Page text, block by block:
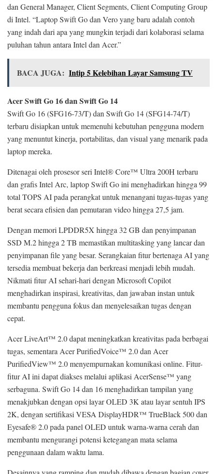
dan General Manager, Client Segments, Client Computing Group
di Intel. “Laptop Swift Go dan Vero yang baru adalah contoh
yang indah dari apa yang mungkin terjadi dari kolaborasi selama
puluhan tahun antara Intel dan Acer.”
BACA JUGA: Intip 5 Kelebihan Layar Samsung TV
Acer Swift Go 16 dan Swift Go 14
Swift Go 16 (SFG16-73/T) dan Swift Go 14 (SFG14-74/T)
terbaru disiapkan untuk memenuhi kebutuhan pengguna modern
yang menuntut kinerja, portabilitas, dan visual yang menarik pada
laptop mereka.
Ditenagai oleh prosesor seri Intel® Core™ Ultra 200H terbaru
dan grafis Intel Arc, laptop Swift Go ini menghadirkan hingga 99
total TOPS AI pada perangkat untuk menangani tugas-tugas yang
berat secara efisien dan pemutaran video hingga 27,5 jam.
Dengan memori LPDDR5X hingga 32 GB dan penyimpanan
SSD M.2 hingga 2 TB memastikan multitasking yang lancar dan
penyimpanan file yang besar. Serangkaian fitur bertenaga AI yang
tersedia membuat bekerja dan berkreasi menjadi lebih mudah.
Nikmati fitur AI sehari-hari dengan Microsoft Copilot
menghadirkan inspirasi, kreativitas, dan jawaban instan untuk
membantu pengguna fokus dan menyelesaikan tugas dengan
cepat.
Acer LiveArt™ 2.0 dapat meningkatkan kreativitas pada berbagai
tugas, sementara Acer PurifiedVoice™ 2.0 dan Acer
PurifiedView™ 2.0 menyempurnakan komunikasi online. Fitur-
fitur AI ini dapat diakses melalui aplikasi AcerSense™ yang
serbaguna. Swift Go 14 dan 16 menghadirkan tampilan yang
menakjubkan dengan opsi layar OLED 3K atau layar sentuh IPS
2K, dengan sertifikasi VESA DisplayHDR™ TrueBlack 500 dan
Eyesafe® 2.0 pada panel OLED untuk warna-warna cerah dan
membantu mengurangi potensi ketegangan mata selama
penggunaan dalam waktu lama.